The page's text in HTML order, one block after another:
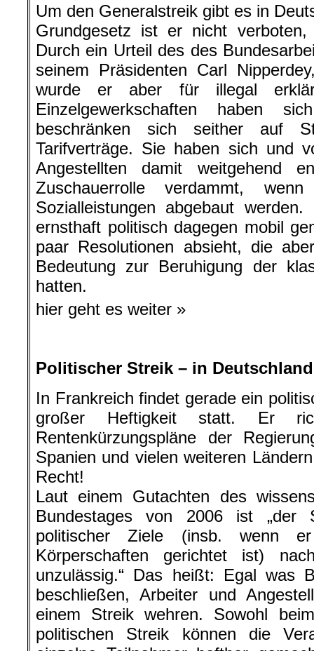
Um den Generalstreik gibt es in
Grundgesetz ist er nicht
Durch ein Urteil des des
seinem Präsidenten Carl
wurde er aber für illegal
Einzelgewerkschaften haben
beschränken sich seither auf
Tarifverträge. Sie haben sich und
Angestellten damit weitgehend
Zuschauerrolle verdammt,
Sozialleistungen abgebaut
ernsthaft politisch dagegen mobil
paar Resolutionen absieht, die
Bedeutung zur Beruhigung der
hatten.
hier geht es weiter »
Politischer Streik – in
In Frankreich findet gerade ein
großer Heftigkeit statt. Er
Rentenkürzungspläne der
Spanien und vielen weiteren
Recht!
Laut einem Gutachten des
Bundestages von 2006 ist „der
politischer Ziele (insb. wenn er
Körperschaften gerichtet ist)
unzulässig.“ Das heißt: Egal was
beschließen, Arbeiter und
einem Streik wehren. Sowohl
politischen Streik können die